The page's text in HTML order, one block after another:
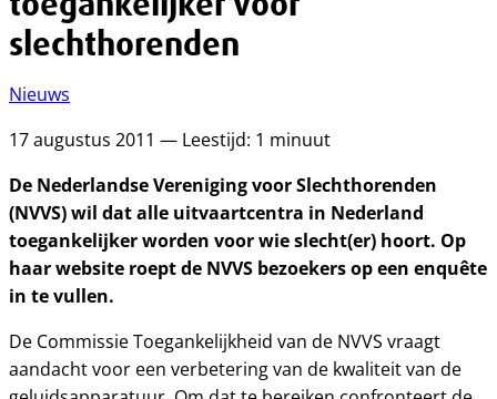
slechthorenden
Nieuws
17 augustus 2011 — Leestijd: 1 minuut
De Nederlandse Vereniging voor Slechthorenden
(NVVS) wil dat alle uitvaartcentra in Nederland
toegankelijker worden voor wie slecht(er) hoort. Op
haar website roept de NVVS bezoekers op een enquête
in te vullen.
De Commissie Toegankelijkheid van de NVVS vraagt
aandacht voor een verbetering van de kwaliteit van de